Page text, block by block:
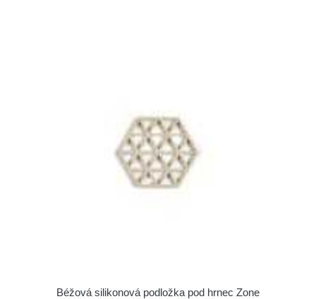
Béžová silikonová podložka pod hrnec Zone